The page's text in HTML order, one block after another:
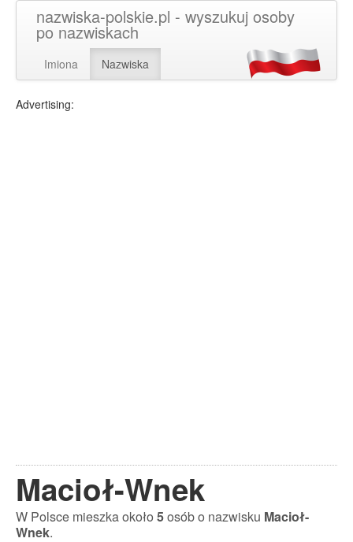
nazwiska-polskie.pl - wyszukuj osoby
po nazwiskach
Imiona Nazwiska
Advertising:
Macioł-Wnek
W Polsce mieszka około5osób o nazwisku Macioł-
Wnek.